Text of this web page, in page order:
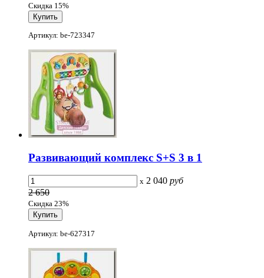
Скидка 15%
Артикул: be-723347
Развивающий комплекс S+S 3 в 1
x 2 040 руб
2 650
Скидка 23%
Артикул: be-627317